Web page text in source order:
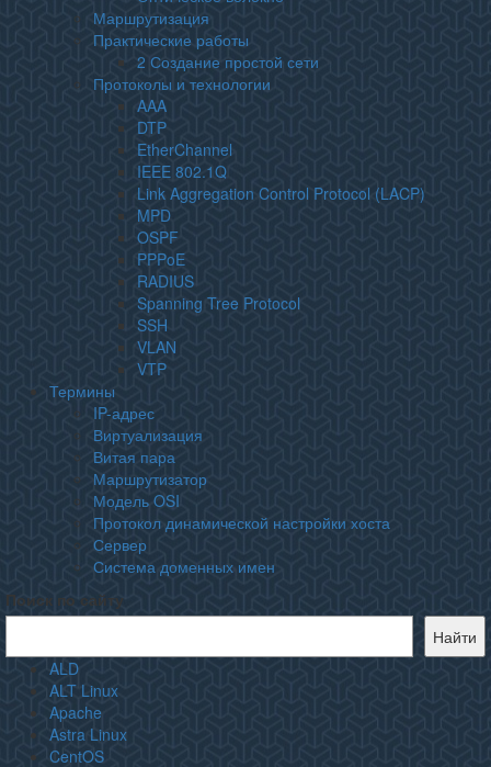
Маршрутизация
Практические работы
2 Создание простой сети
Протоколы и технологии
AAA
DTP
EtherChannel
IEEE 802.1Q
Link Aggregation Control Protocol (LACP)
MPD
OSPF
PPPoE
RADIUS
Spanning Tree Protocol
SSH
VLAN
VTP
Термины
IP-адрес
Виртуализация
Витая пара
Маршрутизатор
Модель OSI
Протокол динамической настройки хоста
Сервер
Система доменных имен
Поиск по сайту
Найти
ALD
ALT Linux
Apache
Astra Linux
CentOS